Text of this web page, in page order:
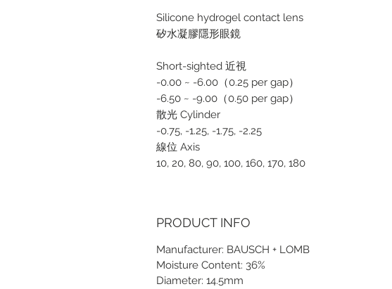
Silicone hydrogel contact lens
矽水凝膠隱形眼鏡
Short-sighted 近視
-0.00 ~ -6.00（0.25 per gap）
-6.50 ~ -9.00（0.50 per gap）
散光 Cylinder
-0.75, -1.25, -1.75, -2.25
線位 Axis
10, 20, 80, 90, 100, 160, 170, 180
PRODUCT INFO
Manufacturer: BAUSCH + LOMB
Moisture Content: 36%
​​​​​​​Diameter: 14.5mm